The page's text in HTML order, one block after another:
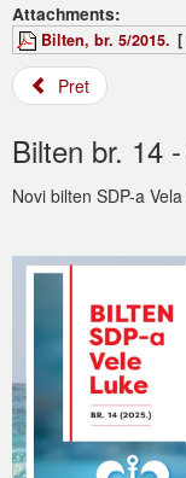
Attachments:
Bilten, br. 5/2015. [
Pret
Bilten br. 14
Novi bilten SDP-a
Kontakt